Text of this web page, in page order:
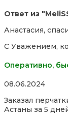
Ответ из
Анастасия,
С Уважением,
Оперативно,
Rated
out
of
08.06.2024
Заказал
Астаны за 5